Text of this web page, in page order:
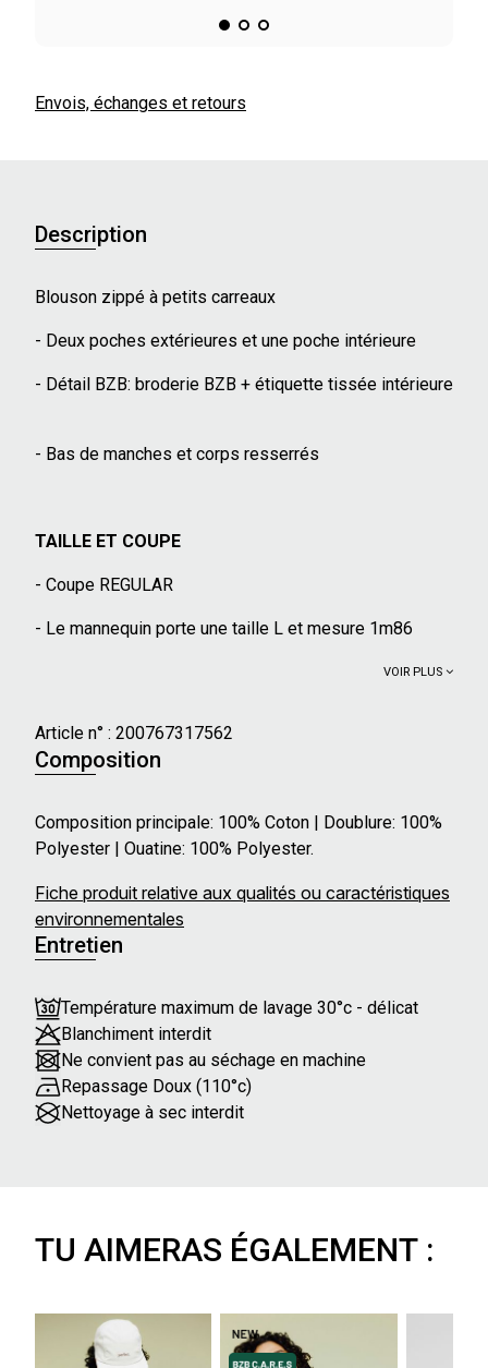
Envois, échanges et retours
Description
Blouson zippé à petits carreaux
- Deux poches extérieures et une poche intérieure
- Détail BZB: broderie BZB + étiquette tissée intérieure
- Bas de manches et corps resserrés
TAILLE ET COUPE
- Coupe REGULAR
- Le mannequin porte une taille L et mesure 1m86
VOIR PLUS
Article n° : 200767317562
Composition
Composition principale: 100% Coton | Doublure: 100%
Polyester | Ouatine: 100% Polyester.
Fiche produit relative aux qualités ou caractéristiques
environnementales
Entretien
Température maximum de lavage 30°c - délicat
Blanchiment interdit
Ne convient pas au séchage en machine
Repassage Doux (110°c)
Nettoyage à sec interdit
TU AIMERAS ÉGALEMENT :